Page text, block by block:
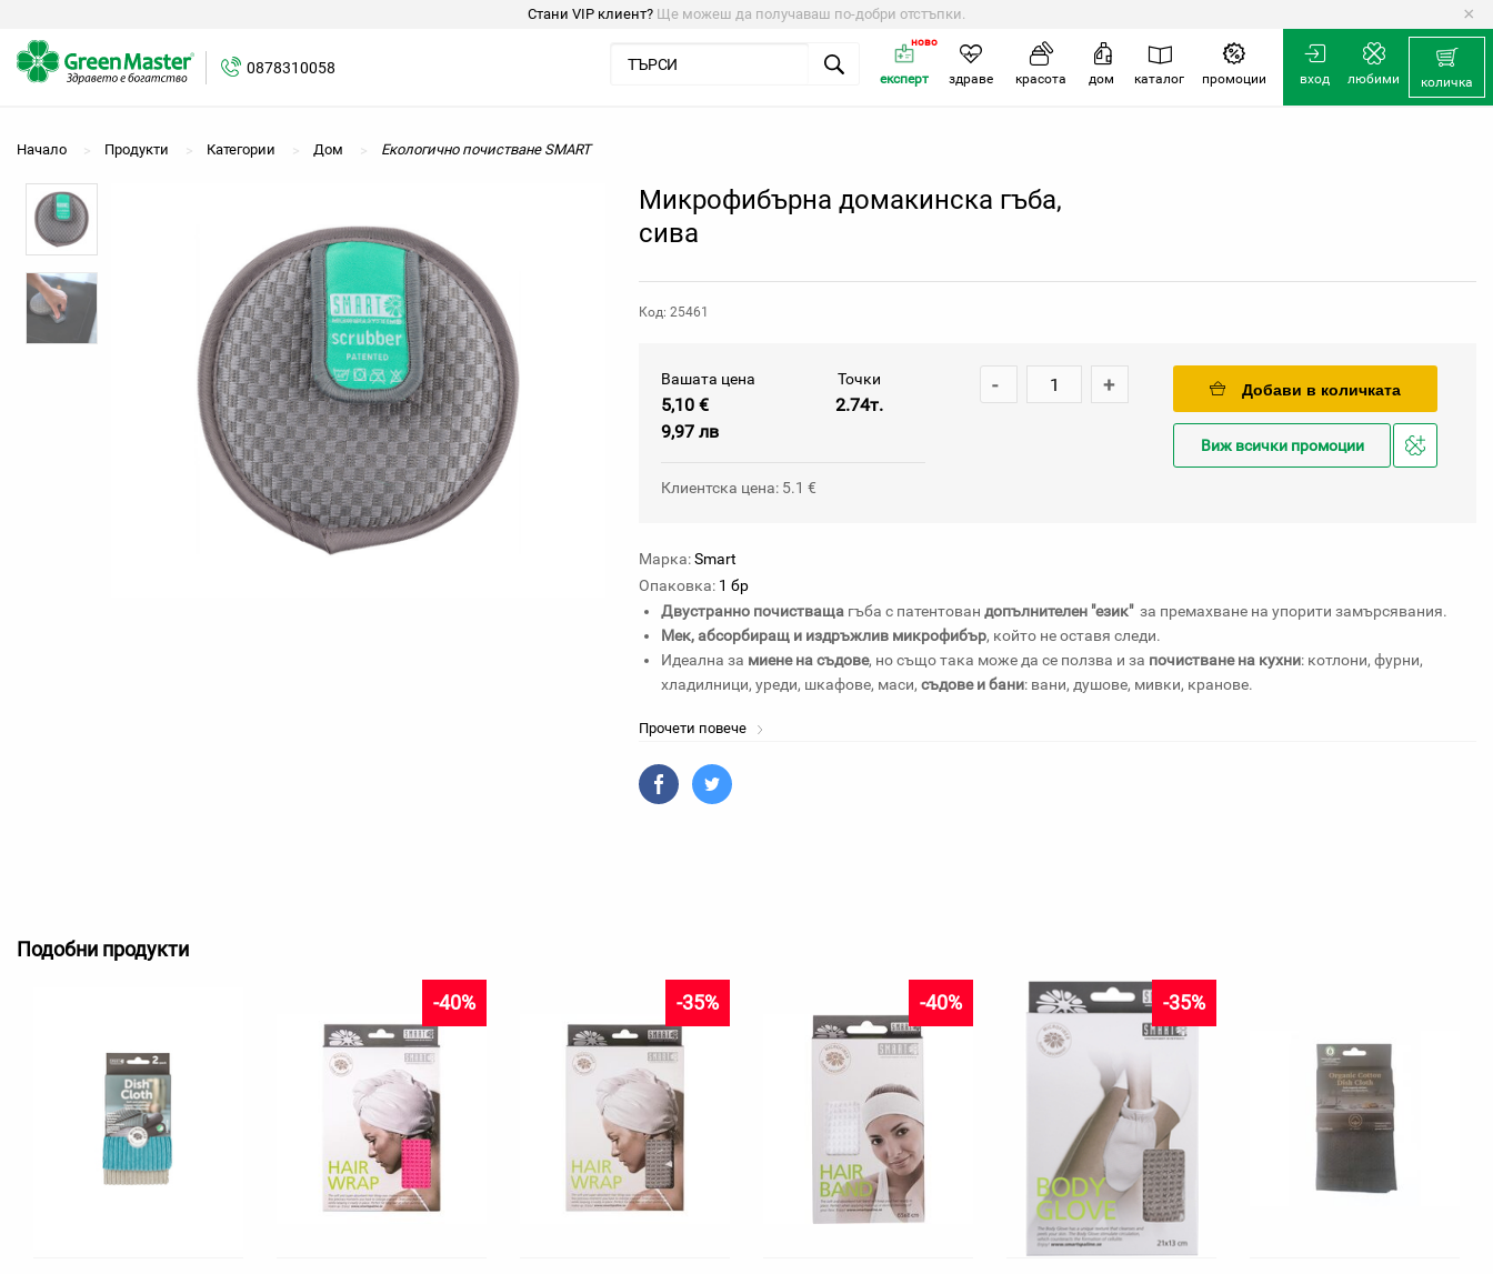
Стани VIP клиент? Ще можеш да получаваш по-добри отстъпки. ×
0878310058
вход любими количка
експерт
ново
здраве красота дом каталог промоции
Начало Продукти Категории Дом Екологично почистване SMART
Микрофибърна домакинска гъба,
сива
Код: 25461
Вашата цена
5,10 €
9,97 лв
Точки
2.74т.
Клиентска цена: 5.1 €
- + Добави в количката
Виж всички промоции
Добави
Марка:Smart
Опаковка: 1 бр
Двустранно почистваща гъба с патентован допълнителен "език"за премахване на упорити замърсявания.
Мек, абсорбиращ и издръжлив микрофибър, който не оставя следи.
Идеална за миене на съдове, но също така може да се ползва и за почистване на кухни: котлони, фурни,
хладилници, уреди, шкафове, маси, съдове и бани: вани, душове, мивки, кранове.
Прочети повече
Подобни продукти
-40% -35% -40% -35%